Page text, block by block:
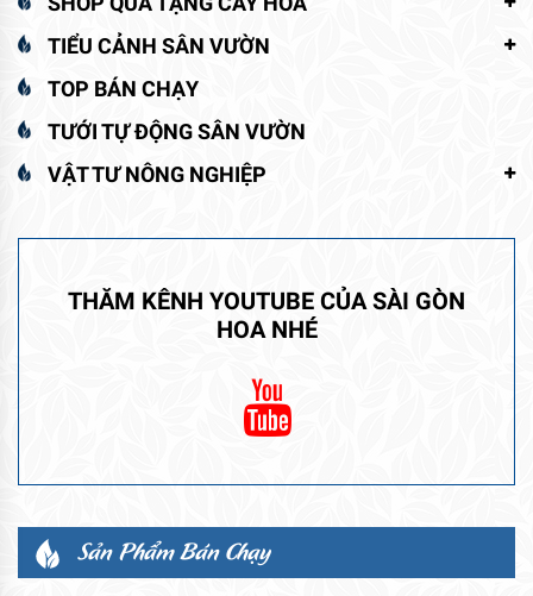
TIỂU CẢNH SÂN VƯỜN
TOP BÁN CHẠY
TƯỚI TỰ ĐỘNG SÂN VƯỜN
VẬT TƯ NÔNG NGHIỆP
THĂM KÊNH YOUTUBE CỦA SÀI GÒN
HOA NHÉ
Sản Phẩm Bán Chạy